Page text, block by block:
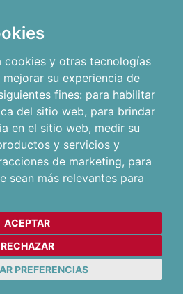
cookies y otras tecnologías
su experiencia de
fines: para habilitar
del sitio web, para brindar
en el sitio web, medir su
y servicios y
de marketing, para
sean más relevantes para
ACEPTAR
RECHAZAR
PREFERENCIAS